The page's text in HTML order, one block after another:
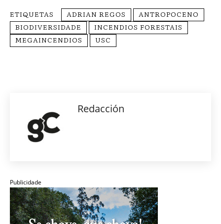
ETIQUETAS ADRIAN REGOS
ANTROPOCENO
BIODIVERSIDADE
INCENDIOS FORESTAIS
MEGAINCENDIOS
USC
Redacción
Publicidade